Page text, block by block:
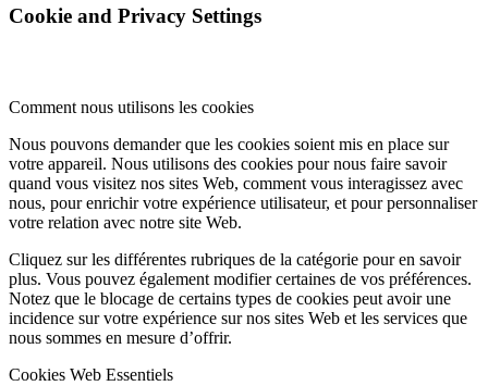
Cookie and Privacy Settings
Comment nous utilisons les cookies
Nous pouvons demander que les cookies soient mis en place sur
votre appareil. Nous utilisons des cookies pour nous faire savoir
quand vous visitez nos sites Web, comment vous interagissez avec
nous, pour enrichir votre expérience utilisateur, et pour personnaliser
votre relation avec notre site Web.
Cliquez sur les différentes rubriques de la catégorie pour en savoir
plus. Vous pouvez également modifier certaines de vos préférences.
Notez que le blocage de certains types de cookies peut avoir une
incidence sur votre expérience sur nos sites Web et les services que
nous sommes en mesure d’offrir.
Cookies Web Essentiels